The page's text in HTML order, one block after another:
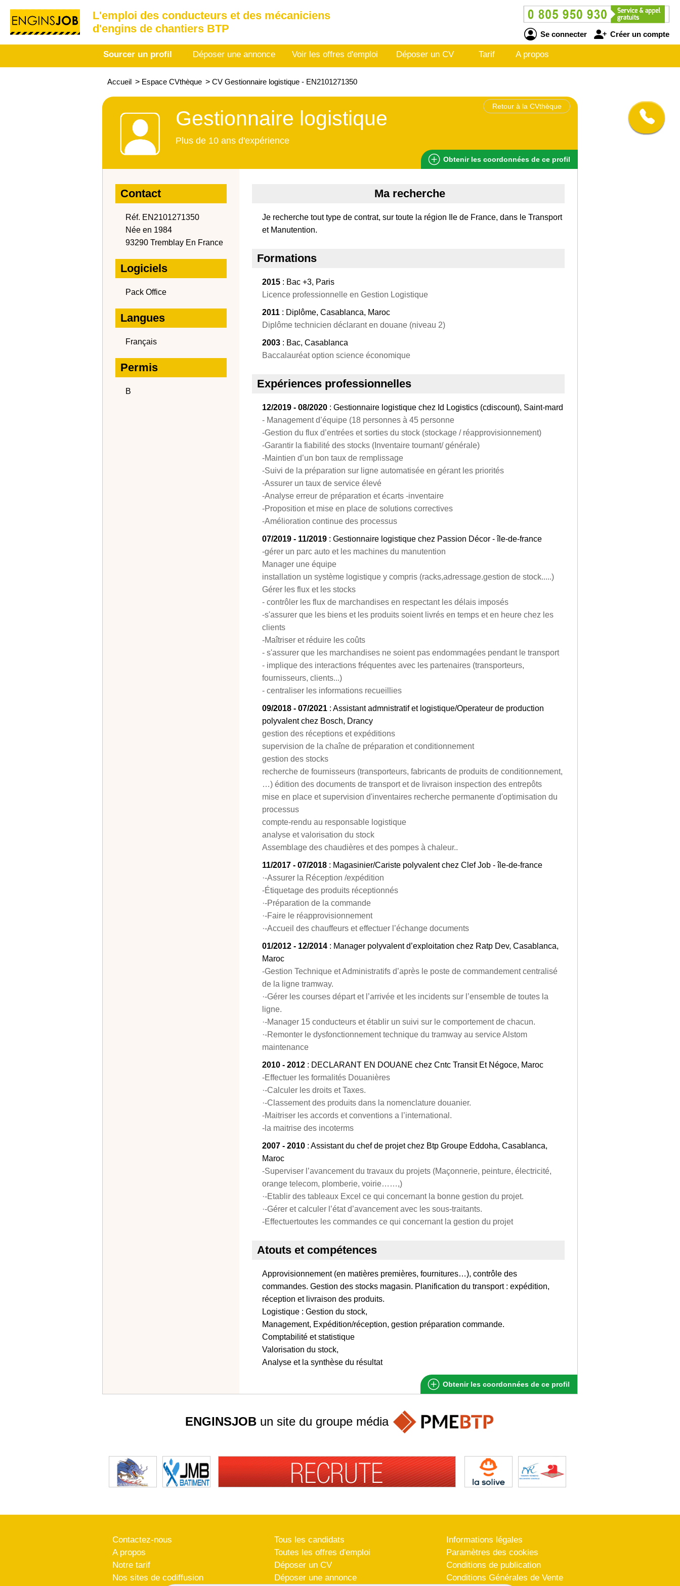
L'emploi des conducteurs et des mécaniciens
d'engins de chantiers BTP
Se connecter Créer un compte
Sourcer un profil Déposer une annonce Voir les offres d'emploi Déposer un CV Tarif A propos
Accueil > Espace CVthèque > CV Gestionnaire logistique - EN2101271350
Retour à la CVthèque
Gestionnaire logistique
Plus de 10 ans d'expérience
Obtenir les coordonnées de ce profil
Contact
Réf. EN2101271350
Née en 1984
93290 Tremblay En France
Logiciels
Pack Office
Langues
Français
Permis
B
Ma recherche
Je recherche tout type de contrat, sur toute la région Ile de France, dans le Transport
et Manutention.
Formations
2015 : Bac +3, Paris
Licence professionnelle en Gestion Logistique
2011 : Diplôme, Casablanca, Maroc
Diplôme technicien déclarant en douane (niveau 2)
2003 : Bac, Casablanca
Baccalauréat option science économique
Expériences professionnelles
12/2019 - 08/2020 : Gestionnaire logistique chez Id Logistics (cdiscount), Saint-mard
- Management d’équipe (18 personnes à 45 personne
-Gestion du flux d’entrées et sorties du stock (stockage / réapprovisionnement)
-Garantir la fiabilité des stocks (Inventaire tournant/ générale)
-Maintien d’un bon taux de remplissage
-Suivi de la préparation sur ligne automatisée en gérant les priorités
-Assurer un taux de service élevé
-Analyse erreur de préparation et écarts -inventaire
-Proposition et mise en place de solutions correctives
-Amélioration continue des processus
07/2019 - 11/2019 : Gestionnaire logistique chez Passion Décor - île-de-france
-gérer un parc auto et les machines du manutention
Manager une équipe
installation un système logistique y compris (racks,adressage.gestion de stock.....)
Gérer les flux et les stocks
- contrôler les flux de marchandises en respectant les délais imposés
-s'assurer que les biens et les produits soient livrés en temps et en heure chez les
clients
-Maîtriser et réduire les coûts
- s'assurer que les marchandises ne soient pas endommagées pendant le transport
- implique des interactions fréquentes avec les partenaires (transporteurs,
fournisseurs, clients...)
- centraliser les informations recueillies
09/2018 - 07/2021 : Assistant admnistratif et logistique/Operateur de production
polyvalent chez Bosch, Drancy
gestion des réceptions et expéditions
supervision de la chaîne de préparation et conditionnement
gestion des stocks
recherche de fournisseurs (transporteurs, fabricants de produits de conditionnement,
…) édition des documents de transport et de livraison inspection des entrepôts
mise en place et supervision d'inventaires recherche permanente d'optimisation du
processus
compte-rendu au responsable logistique
analyse et valorisation du stock
Assemblage des chaudières et des pompes à chaleur..
11/2017 - 07/2018 : Magasinier/Cariste polyvalent chez Clef Job - île-de-france
·-Assurer la Réception /expédition
-Étiquetage des produits réceptionnés
·-Préparation de la commande
·-Faire le réapprovisionnement
·-Accueil des chauffeurs et effectuer l’échange documents
01/2012 - 12/2014 : Manager polyvalent d’exploitation chez Ratp Dev, Casablanca,
Maroc
-Gestion Technique et Administratifs d’après le poste de commandement centralisé
de la ligne tramway.
·-Gérer les courses départ et l’arrivée et les incidents sur l’ensemble de toutes la
ligne.
·-Manager 15 conducteurs et établir un suivi sur le comportement de chacun.
·-Remonter le dysfonctionnement technique du tramway au service Alstom
maintenance
2010 - 2012 : DECLARANT EN DOUANE chez Cntc Transit Et Négoce, Maroc
-Effectuer les formalités Douanières
·-Calculer les droits et Taxes.
·-Classement des produits dans la nomenclature douanier.
-Maitriser les accords et conventions a l’international.
-la maitrise des incoterms
2007 - 2010 : Assistant du chef de projet chez Btp Groupe Eddoha, Casablanca,
Maroc
-Superviser l’avancement du travaux du projets (Maçonnerie, peinture, électricité,
orange telecom, plomberie, voirie……,)
·-Etablir des tableaux Excel ce qui concernant la bonne gestion du projet.
·-Gérer et calculer l’état d’avancement avec les sous-traitants.
-Effectuertoutes les commandes ce qui concernant la gestion du projet
Atouts et compétences
Approvisionnement (en matières premières, fournitures…), contrôle des
commandes. Gestion des stocks magasin. Planification du transport : expédition,
réception et livraison des produits.
Logistique : Gestion du stock,
Management, Expédition/réception, gestion préparation commande.
Comptabilité et statistique
Valorisation du stock,
Analyse et la synthèse du résultat
Obtenir les coordonnées de ce profil
ENGINSJOB un site du groupe média
Contactez-nous
A propos
Notre tarif
Nos sites de codiffusion
Tous les candidats
Toutes les offres d'emploi
Déposer un CV
Déposer une annonce
Informations légales
Paramètres des cookies
Conditions de publication
Conditions Générales de Vente